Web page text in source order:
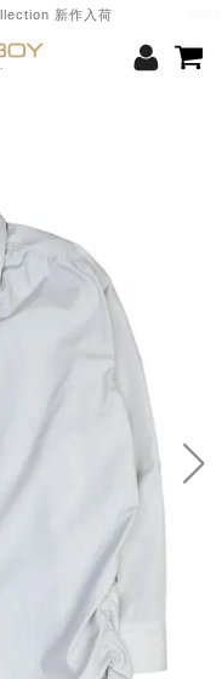
【 MILK MILKBOY 】